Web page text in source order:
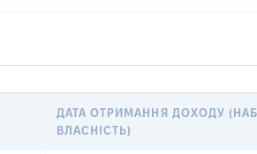
ДАТА ОТРИМАННЯ ДОХОДУ
ВЛАСНІСТЬ)